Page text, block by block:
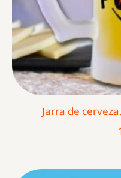
Jarra de